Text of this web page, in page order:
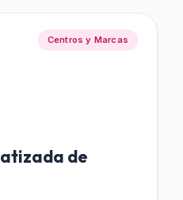
Centros y Marcas
de